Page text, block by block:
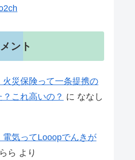
ント
火災保険って一条提携の
これ高いの？ に ななし
電気ってLooopでんきが
ら より